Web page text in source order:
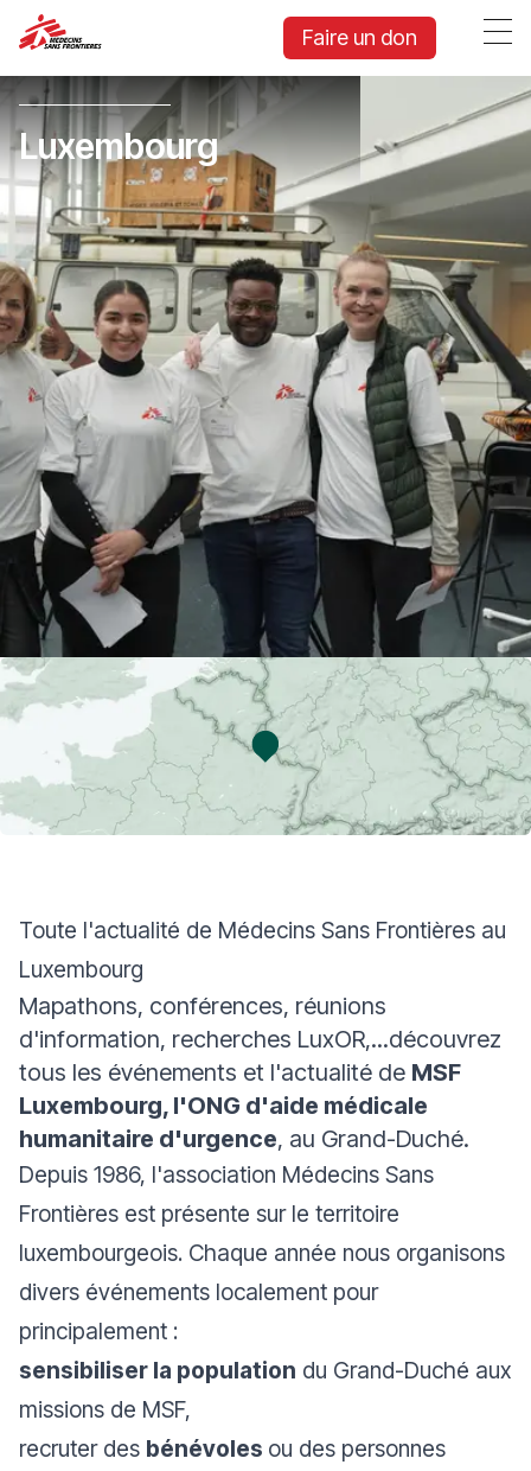
Faire un don
Luxembourg
Toute l'actualité de Médecins Sans Frontières au
Luxembourg
Mapathons, conférences, réunions
d'information, recherches LuxOR,...découvrez
tous les événements et l'actualité de MSF
Luxembourg, l'ONG d'aide médicale
humanitaire d'urgence, au Grand-Duché.
Depuis 1986, l'association Médecins Sans
Frontières est présente sur le territoire
luxembourgeois. Chaque année nous organisons
divers événements localement pour
principalement :
sensibiliser la population du Grand-Duché aux
missions de MSF,
recruter des bénévoles ou des personnes